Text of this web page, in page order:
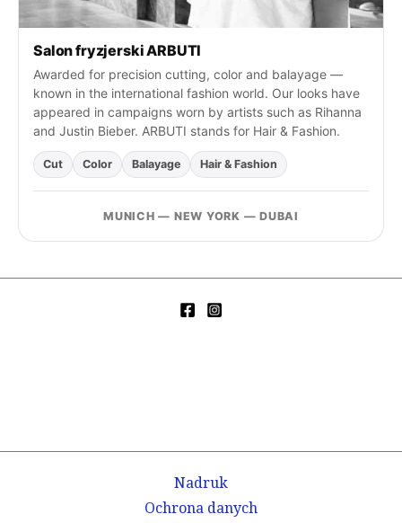
Salon fryzjerski ARBUTI
Awarded for precision cutting, color and balayage —
known in the international fashion world. Our looks have
appeared in campaigns worn by artists such as Rihanna
and Justin Bieber. ARBUTI stands for Hair & Fashion.
Cut Color Balayage Hair & Fashion
MUNICH — NEW YORK — DUBAI
Nadruk
Ochrona danych